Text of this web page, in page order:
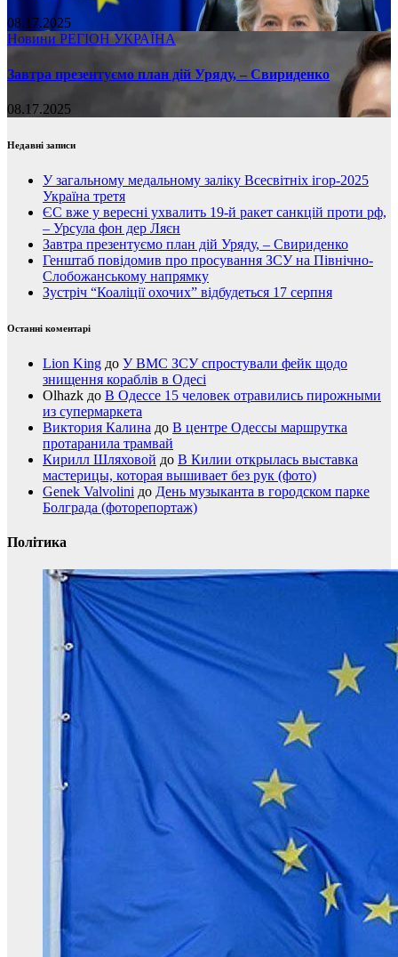
08.17.2025
Новини РЕГІОН УКРАЇНА
Завтра презентуємо план дій Уряду, – Свириденко
08.17.2025
Недавні записи
У загальному медальному заліку Всесвітніх ігор-2025
Україна третя
ЄС вже у вересні ухвалить 19-й ракет санкцій проти рф,
– Урсула фон дер Ляєн
Завтра презентуємо план дій Уряду, – Свириденко
Генштаб повідомив про просування ЗСУ на Північно-
Слобожанському напрямку
Зустріч “Коаліції охочих” відбудеться 17 серпня
Останні коментарі
Lion King до У ВМС ЗСУ спростували фейк щодо
знищення кораблів в Одесі
Olhazk до В Одессе 15 человек отравились пирожными
из супермаркета
Виктория Калина до В центре Одессы маршрутка
протаранила трамвай
Кирилл Шляховой до В Килии открылась выставка
мастерицы, которая вышивает без рук (фото)
Genek Valvolini до День музыканта в городском парке
Болграда (фоторепортаж)
Політика